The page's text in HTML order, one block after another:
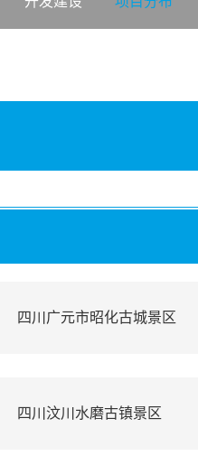
四川广元市昭化古城景区
四川汶川水磨古镇景区